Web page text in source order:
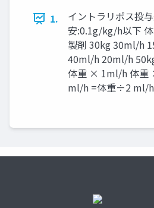
1.
イントラリポス投
安:0.1g/kg/h以下
製剤 30kg 30ml/h
40ml/h 20ml/h
体重 × 1ml/h 体重
ml/h =体重÷2 ml/h